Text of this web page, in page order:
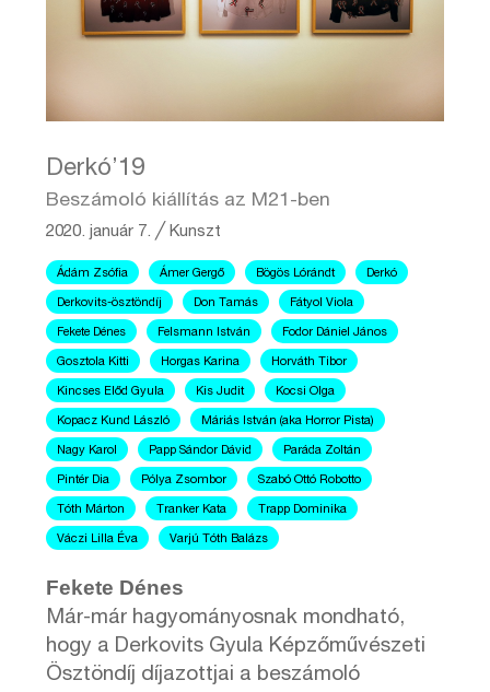
Derkó’19
Beszámoló kiállítás az M21-ben
2020. január 7. ╱Kunszt
Ádám Zsófia Ámer Gergő Bögös Lórándt Derkó
Derkovits-ösztöndíj Don Tamás Fátyol Viola
Fekete Dénes Felsmann István Fodor Dániel János
Gosztola Kitti Horgas Karina Horváth Tibor
Kincses Előd Gyula Kis Judit Kocsi Olga
Kopacz Kund László Máriás István (aka Horror Pista)
Nagy Karol Papp Sándor Dávid Paráda Zoltán
Pintér Dia Pólya Zsombor Szabó Ottó Robotto
Tóth Márton Tranker Kata Trapp Dominika
Váczi Lilla Éva Varjú Tóth Balázs
Fekete Dénes
Már-már hagyományosnak mondható,
hogy a Derkovits Gyula Képzőművészeti
Ösztöndíj díjazottjai a beszámoló